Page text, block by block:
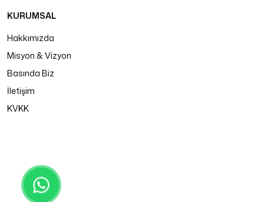
KURUMSAL
Hakkımızda
Misyon & Vizyon
Basında Biz
İletişim
KVKK